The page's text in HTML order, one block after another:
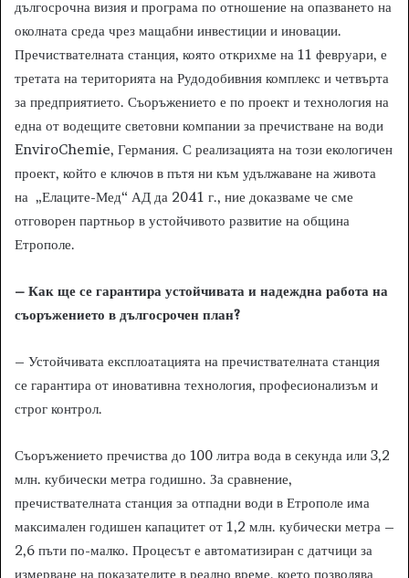
дългосрочна визия и програма по отношение на опазването на
околната среда чрез мащабни инвестиции и иновации.
Пречиствателната станция, която открихме на 11 февруари, е
третата на територията на Рудодобивния комплекс и четвърта
за предприятието. Съоръжението е по проект и технология на
една от водещите световни компании за пречистване на води
EnviroChemie, Германия. С реализацията на този екологичен
проект, който е ключов в пътя ни към удължаване на живота
на „Елаците-Мед“ АД да 2041 г., ние доказваме че сме
отговорен партньор в устойчивото развитие на община
Етрополе.
– Как ще се гарантира устойчивата и надеждна работа на
съоръжението в дългосрочен план?
– Устойчивата експлоатацията на пречиствателната станция
се гарантира от иновативна технология, професионализъм и
строг контрол.
Съоръжението пречиства до 100 литра вода в секунда или 3,2
млн. кубически метра годишно. За сравнение,
пречиствателната станция за отпадни води в Етрополе има
максимален годишен капацитет от 1,2 млн. кубически метра –
2,6 пъти по-малко. Процесът е автоматизиран с датчици за
измерване на показателите в реално време, което позволява